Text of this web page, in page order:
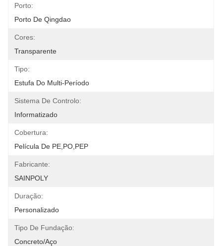
Porto:
Porto De Qingdao
Cores:
Transparente
Tipo:
Estufa Do Multi-Período
Sistema De Controlo:
Informatizado
Cobertura:
Película De PE,PO,PEP
Fabricante:
SAINPOLY
Duração:
Personalizado
Tipo De Fundação:
Concreto/aço